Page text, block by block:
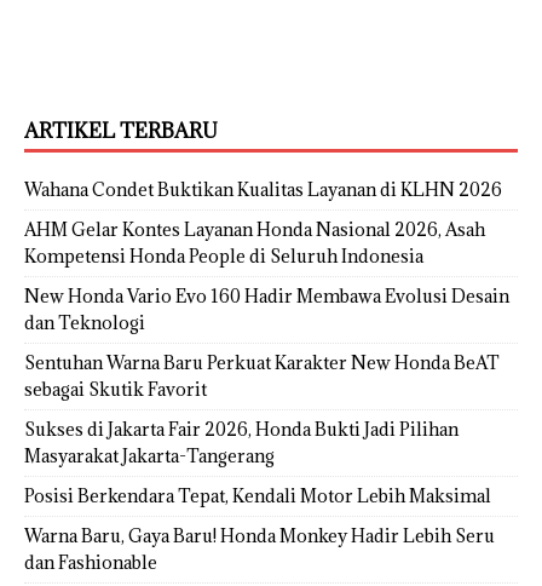
ARTIKEL TERBARU
Wahana Condet Buktikan Kualitas Layanan di KLHN 2026
AHM Gelar Kontes Layanan Honda Nasional 2026, Asah
Kompetensi Honda People di Seluruh Indonesia
New Honda Vario Evo 160 Hadir Membawa Evolusi Desain
dan Teknologi
Sentuhan Warna Baru Perkuat Karakter New Honda BeAT
sebagai Skutik Favorit
Sukses di Jakarta Fair 2026, Honda Bukti Jadi Pilihan
Masyarakat Jakarta-Tangerang
Posisi Berkendara Tepat, Kendali Motor Lebih Maksimal
Warna Baru, Gaya Baru! Honda Monkey Hadir Lebih Seru
dan Fashionable